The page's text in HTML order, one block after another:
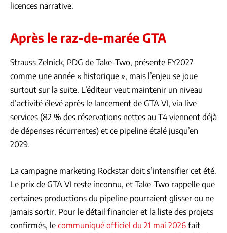
licences narrative.
Après le raz-de-marée GTA
Strauss Zelnick, PDG de Take-Two, présente FY2027
comme une année « historique », mais l’enjeu se joue
surtout sur la suite. L’éditeur veut maintenir un niveau
d’activité élevé après le lancement de GTA VI, via live
services (82 % des réservations nettes au T4 viennent déjà
de dépenses récurrentes) et ce pipeline étalé jusqu’en
2029.
La campagne marketing Rockstar doit s’intensifier cet été.
Le prix de GTA VI reste inconnu, et Take-Two rappelle que
certaines productions du pipeline pourraient glisser ou ne
jamais sortir. Pour le détail financier et la liste des projets
confirmés, le communiqué officiel du 21 mai 2026 fait